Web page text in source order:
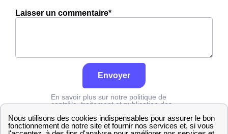
Laisser un commentaire*
Envoyer
En savoir plus sur notre politique de
contrôle, traitement et publication des